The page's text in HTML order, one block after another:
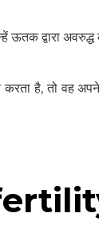
द्वारा अवरुद्ध
करता है, तो वह